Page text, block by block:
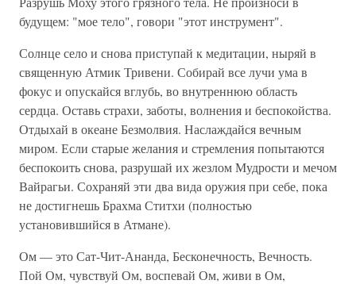
будущем: "мое тело", говори "этот инструмент".
Солнце село и снова приступай к медитации, ныряй в
священную Атмик Тривени. Собирай все лучи ума в
фокус и опускайся вглубь, во внутреннюю область
сердца. Оставь страхи, заботы, волнения и беспокойства.
Отдыхай в океане Безмолвия. Наслаждайся вечным
миром. Если старые желания и стремления попытаются
беспокоить снова, разрушай их жезлом Мудрости и мечом
Вайрагьи. Сохраняй эти два вида оружия при себе, пока
не достигнешь Брахма Ститхи (полностью
установившийся в Атмане).
Ом — это Сат-Чит-Ананда, Бесконечность, Вечность.
Пой Ом, чувствуй Ом, воспевай Ом, живи в Ом,